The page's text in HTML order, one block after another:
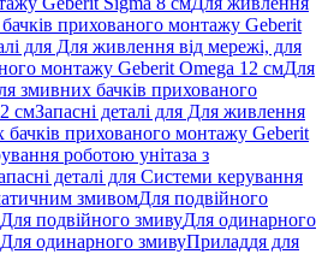
прихованого монтажу Geberit
для Для живлення від мережі, для
монтажу Geberit Omega 12 смДля
змивних бачків прихованого
смЗапасні деталі для Для живлення
бачків прихованого монтажу Geberit
роботою унітаза з
деталі для Системи керування
змивомДля подвійного
Для подвійного змивуДля одинарного
Для одинарного змивуПриладдя для